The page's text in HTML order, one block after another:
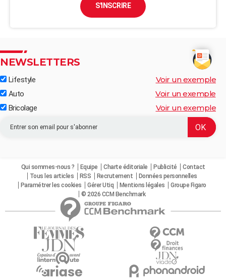
S'INSCRIRE
NEWSLETTERS
Lifestyle Voir un exemple
Auto Voir un exemple
Bricolage Voir un exemple
Qui sommes-nous ? Equipe Charte éditoriale Publicité
Contact
Tous les articles
RSS Recrutement
Données personnelles
Paramétrer les cookies
Gérer Utiq Mentions légales
Groupe Figaro
© 2026 CCM Benchmark